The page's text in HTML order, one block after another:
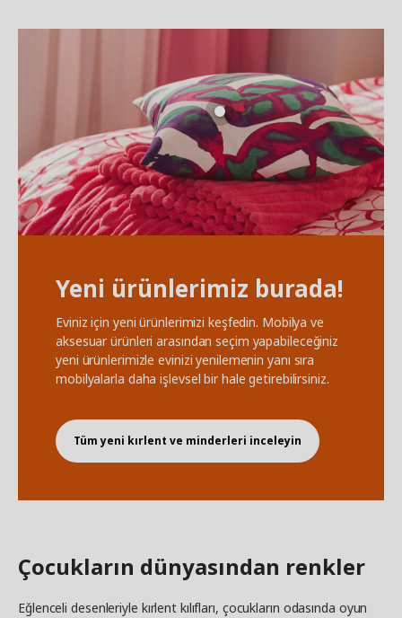
Yeni ürünlerimiz burada!
Eviniz için yeni ürünlerimizi keşfedin. Mobilya ve
aksesuar ürünleri arasından seçim yapabileceğiniz
yeni ürünlerimizle evinizi yenilemenin yanı sıra
mobilyalarla daha işlevsel bir hale getirebilirsiniz.
Tüm yeni kırlent ve minderleri inceleyin
Çocukların dünyasından renkler
Eğlenceli desenleriyle kırlent kılıfları, çocukların odasında oyun